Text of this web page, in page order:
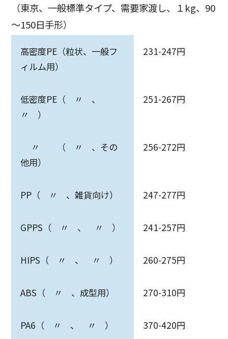
（東京、一般標準タイプ、需要家渡し、１kg、90
～150日手形）
高密度PE（粒状、一般フ
ィルム用）
231-247円
低密度PE（ 〃 、
〃 ）
251-267円
〃 （ 〃 、その
他用）
256-272円
PP（ 〃 、雑貨向け） 247-277円
GPPS（ 〃 、 〃 ） 241-257円
HIPS（ 〃 、 〃 ） 260-275円
ABS（ 〃 、成型用） 270-310円
PA6（ 〃 、 〃 ） 370-420円